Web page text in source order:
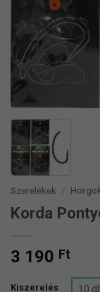
Szerelékek /
Korda
3 190 Ft
Kiszerelés 10